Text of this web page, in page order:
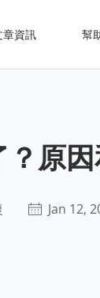
章資訊 幫
原
Jan 12,